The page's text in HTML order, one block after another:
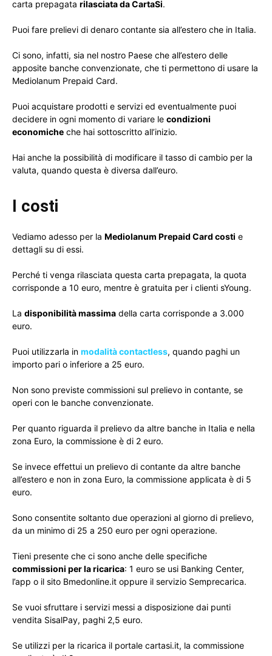
carta prepagata rilasciata da CartaSi.
Puoi fare prelievi di denaro contante sia all’estero che in Italia.
Ci sono, infatti, sia nel nostro Paese che all’estero delle
apposite banche convenzionate, che ti permettono di usare la
Mediolanum Prepaid Card.
Puoi acquistare prodotti e servizi ed eventualmente puoi
decidere in ogni momento di variare le condizioni
economiche che hai sottoscritto all’inizio.
Hai anche la possibilità di modificare il tasso di cambio per la
valuta, quando questa è diversa dall’euro.
I costi
Vediamo adesso per la Mediolanum Prepaid Card costi e
dettagli su di essi.
Perché ti venga rilasciata questa carta prepagata, la quota
corrisponde a 10 euro, mentre è gratuita per i clienti sYoung.
La disponibilità massima della carta corrisponde a 3.000
euro.
Puoi utilizzarla in modalità contactless, quando paghi un
importo pari o inferiore a 25 euro.
Non sono previste commissioni sul prelievo in contante, se
operi con le banche convenzionate.
Per quanto riguarda il prelievo da altre banche in Italia e nella
zona Euro, la commissione è di 2 euro.
Se invece effettui un prelievo di contante da altre banche
all’estero e non in zona Euro, la commissione applicata è di 5
euro.
Sono consentite soltanto due operazioni al giorno di prelievo,
da un minimo di 25 a 250 euro per ogni operazione.
Tieni presente che ci sono anche delle specifiche
commissioni per la ricarica: 1 euro se usi Banking Center,
l’app o il sito Bmedonline.it oppure il servizio Semprecarica.
Se vuoi sfruttare i servizi messi a disposizione dai punti
vendita SisalPay, paghi 2,5 euro.
Se utilizzi per la ricarica il portale cartasi.it, la commissione